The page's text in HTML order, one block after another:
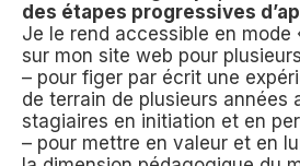
des étapes progressives
Je le rend accessible en mode
sur mon site web pour
– pour figer par écrit une
de terrain de plusieurs années
stagiaires en initiation et en
– pour mettre en valeur et en